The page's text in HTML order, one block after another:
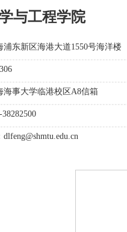
与工程学院
浦东新区海港大道1550号海洋楼
海事大学临港校区A8信箱
dlfeng@shmtu.edu.cn